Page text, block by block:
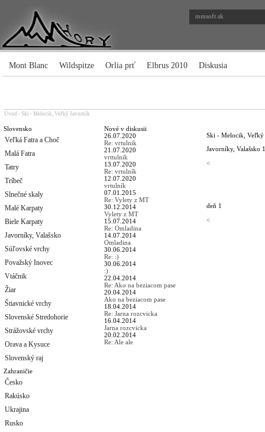
mmsoft.sk
Mont Blanc Wildspitze Orlia prť Elbrus 2010 Diskusia
Úvod - Ski - Melocik, Veľký Javorník
Slovensko
Veľká Fatra a Choč
Malá Fatra
Tatry
Tríbeč
Slnečné skaly
Malé Karpaty
Biele Karpaty
Javorníky, Valašsko
Súľovské vrchy
Považský Inovec
Vtáčnik
Žiar
Štiavnické vrchy
Slovenské Stredohorie
Strážovské vrchy
Orava a Kysuce
Slovenský raj
Zahraničie
Česko
Rakúsko
Ukrajina
Rusko
Nové v diskusii
26.07.2020
Re: vrtulnik
21.07.2020
vrttulnik
13.07.2020
Re: vrtulník
12.07.2020
vrtulník
07.01.2015
Re: Vylety z MT
30.12.2014
Vylety z MT
15.07.2014
Re: Omladina
14.07.2014
Omladina
30.06.2014
Re: :)
30.06.2014
:)
22.04.2014
Re: Ako na beziacom pase
20.04.2014
Ako na beziacom pase
18.04.2014
Re: Jarna rozcvicka
16.04.2014
Jarna rozcvicka
20.02.2014
Re: Ale ale
Ski - Melocik, Veľký
Javorníky, Valašsko
<
deň 1
<